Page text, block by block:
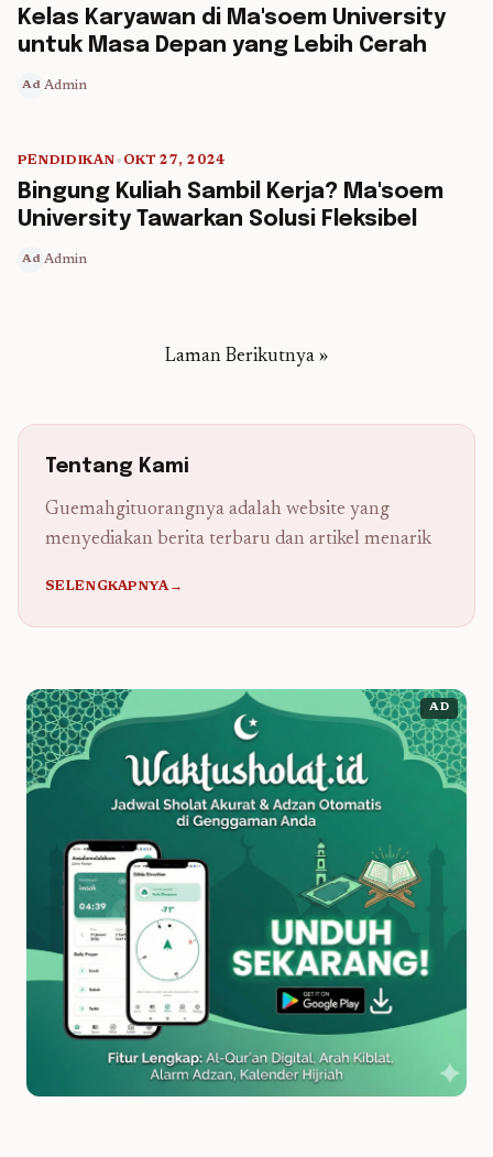
5 min read
Kelas Karyawan di Ma'soem University
untuk Masa Depan yang Lebih Cerah
Ad Admin
5 min read
PENDIDIKAN• OKT 27, 2024
Bingung Kuliah Sambil Kerja? Ma'soem
University Tawarkan Solusi Fleksibel
Ad Admin
Laman Berikutnya »
Tentang Kami
Guemahgituorangnya adalah website yang
menyediakan berita terbaru dan artikel menarik
SELENGKAPNYA→
AD